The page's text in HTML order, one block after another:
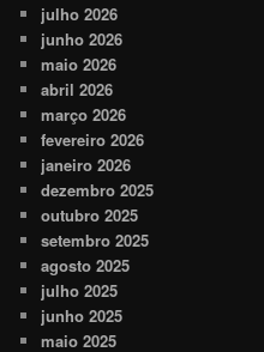
julho 2026
junho 2026
maio 2026
abril 2026
março 2026
fevereiro 2026
janeiro 2026
dezembro 2025
outubro 2025
setembro 2025
agosto 2025
julho 2025
junho 2025
maio 2025